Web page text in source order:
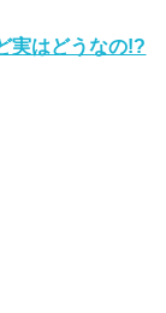
実はどうなの!?